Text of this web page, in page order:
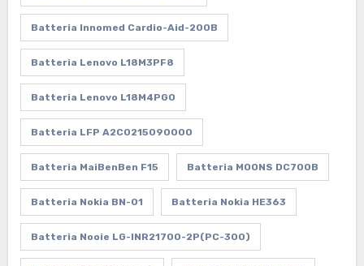
Batteria Innomed Cardio-Aid-200B
Batteria Lenovo L18M3PF8
Batteria Lenovo L18M4PG0
Batteria LFP A2C0215090000
Batteria MaiBenBen F15 Batteria MOONS DC700B
Batteria Nokia BN-01 Batteria Nokia HE363
Batteria Nooie LG-INR21700-2P(PC-300)